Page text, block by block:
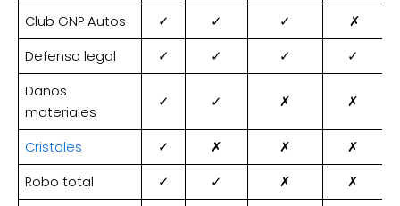
Club GNP Autos ✓ ✓ ✓
✗
Defensa legal
✓ ✓ ✓
✓
Daños
materiales
✓ ✓ ✗ ✗
Cristales ✓ ✗ ✗
✗
Robo total
✓ ✓ ✗
✗